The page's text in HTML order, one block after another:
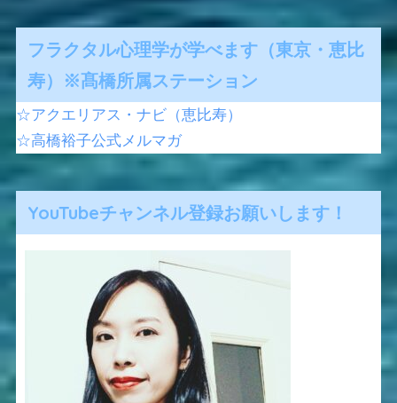
フラクタル心理学が学べます（東京・恵比
寿）※髙橋所属ステーション
☆アクエリアス・ナビ（恵比寿）
☆高橋裕子公式メルマガ
YouTubeチャンネル登録お願いします！